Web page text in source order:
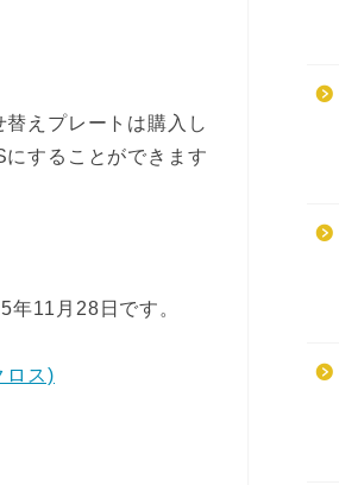
えプレートは購入し
することができます
11月28日です。
ロス)